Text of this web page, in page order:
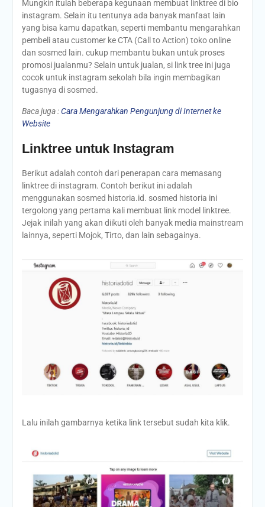
Mungkin itulah beberapa kegunaan membuat linktree di bio
instagram. Selain itu tentunya ada banyak manfaat lain
yang bisa kamu dapatkan, seperti membantu mengarahkan
pembeli atau customer ke CTA (Call to Action) toko online
dan sosmed lain. cukup membantu bukan untuk proses
promosi jualanmu? Selain untuk jualan, si link tree ini juga
cocok untuk instagram sekolah bila ingin membagikan
tugasnya di sosmed.
Baca juga :Cara Mengarahkan Pengunjung di Internet ke
Website
Linktree untuk Instagram
Berikut adalah contoh dari penerapan cara memasang
linktree di instagram. Contoh berikut ini adalah
menggunakan sosmed historia.id. sosmed historia ini
tergolong yang pertama kali membuat link model linktree.
Jejak inilah yang akan diikuti oleh banyak media mainstream
lainnya, seperti Mojok, Tirto, dan lain sebagainya.
Lalu inilah gambarnya ketika link tersebut sudah kita klik.